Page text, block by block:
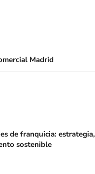
Madrid
de franquicia: estrategia,
sostenible